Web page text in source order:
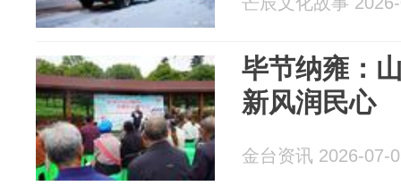
毕节纳雍：
新风润民心
金台资讯 2026-07-